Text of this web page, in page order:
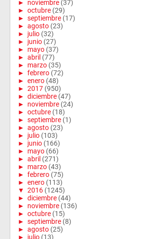
► noviembre (37)
► octubre (29)
► septiembre (17)
► agosto (23)
► julio (32)
► junio (27)
► mayo (37)
► abril (77)
► marzo (35)
► febrero (72)
► enero (48)
► 2017 (950)
► diciembre (47)
► noviembre (24)
► octubre (18)
► septiembre (1)
► agosto (23)
► julio (103)
► junio (166)
► mayo (66)
► abril (271)
► marzo (43)
► febrero (75)
► enero (113)
▼ 2016 (1245)
► diciembre (44)
► noviembre (136)
► octubre (15)
► septiembre (8)
► agosto (25)
► julio (13)